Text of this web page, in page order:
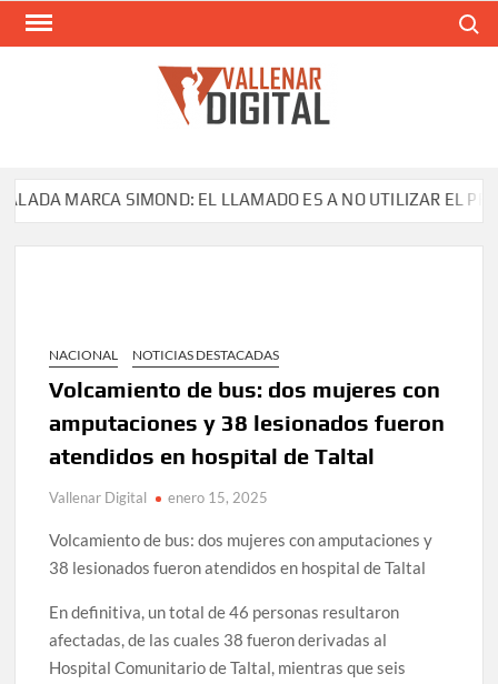
Saltar
MARCA SIMOND: EL LLAMADO ES A NO UTILIZAR EL
NACIONAL NOTICIAS DESTACADAS
Volcamiento de bus: dos mujeres con
amputaciones y 38 lesionados fueron
atendidos en hospital de Taltal
Vallenar Digital enero 15, 2025
Volcamiento de bus: dos mujeres con amputaciones y
38 lesionados fueron atendidos en hospital de Taltal
En definitiva, un total de 46 personas resultaron
afectadas, de las cuales 38 fueron derivadas al
Hospital Comunitario de Taltal, mientras que seis